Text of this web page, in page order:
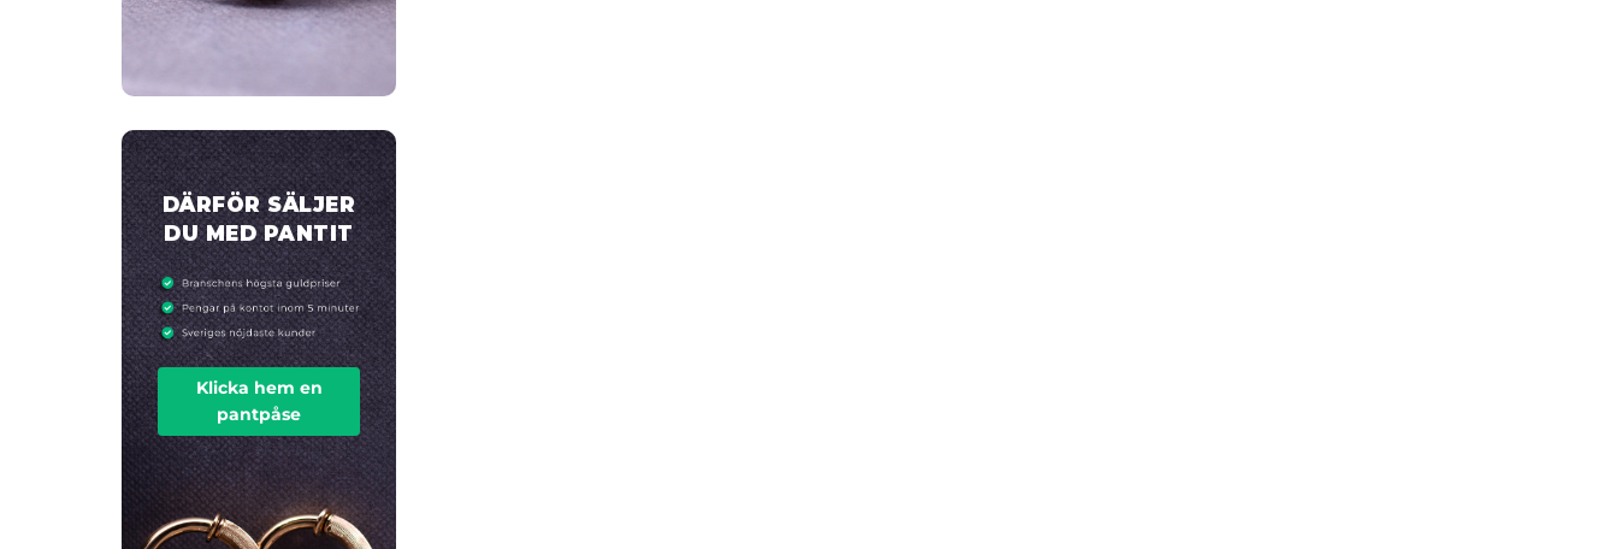
DÄRFÖR SÄLJER
DU MED PANTIT
Klicka hem en
pantpåse